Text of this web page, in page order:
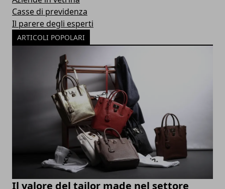
Casse di previdenza
Il parere degli esperti
ARTICOLI POPOLARI
Il valore del tailor made nel settore